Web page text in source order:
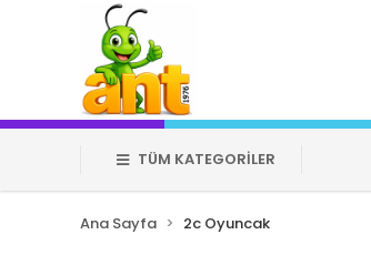
TÜM KATEGORİLER
Ana Sayfa 2c Oyuncak